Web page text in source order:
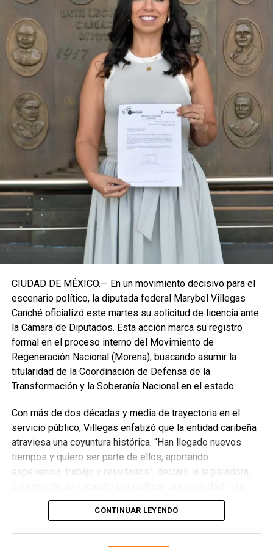
robustecer el desarrollo económico, la sustentabilidad
turística y la equidad social. Sin embargo, enfatizó que la
coyuntura actual exige priorizar la organización comunitaria
para asegurar la continuidad del proyecto político en la
región sureste del país.
Con esta determinación, el senador abre una etapa
decisiva en su trayectoria pública, apostando por una
estrategia de cercanía ciudadana. Su retorno a Quintana
Roo busca garantizar la cohesión de las estructuras de
izquierda de cara a los próximos retos políticos. El relevo
institucional se procesará conforme a los tiempos legales
establecidos, manteniendo la continuidad de la
representación parlamentaria del estado.
Fuente: 5to Poder Agencia de Noticias
Recibe las noticias al instante
importantes de Quintana Roo directamente
en tu teléfono.
CIUDAD DE MÉXICO.— En un movimiento decisivo para el
escenario político, la diputada federal Marybel Villegas
Canché oficializó este martes su solicitud de licencia ante
la Cámara de Diputados. Esta acción marca su registro
formal en el proceso interno del Movimiento de
Regeneración Nacional (Morena), buscando asumir la
titularidad de la Coordinación de Defensa de la
Transformación y la Soberanía Nacional en el estado.
Con más de dos décadas y media de trayectoria en el
servicio público, Villegas enfatizó que la entidad caribeña
atraviesa una coyuntura histórica. “Han llegado nuevos
tiempos y quiero ser parte de ellos, aportando
experiencia, trabajo y resultados”, declaró la legisladora,
justa, unida y equitativa.
CONTINUAR LEYENDO